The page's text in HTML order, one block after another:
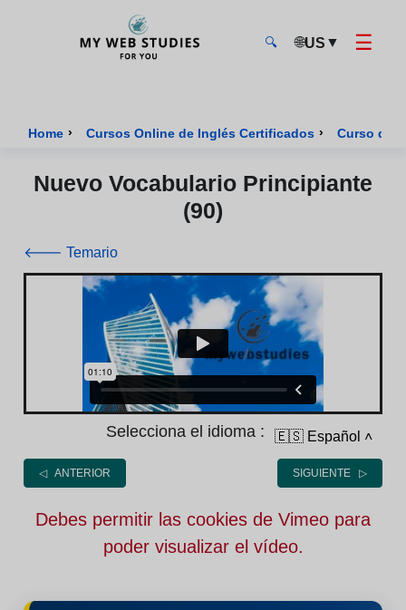
🔍 🌐US ▼ ☰
Home › Cursos Online de Inglés Certificados › Curso de
Nuevo Vocabulario Principiante
(90)
🡐 Temario
Selecciona el idioma : 🇪🇸 Español ˄
◁ ANTERIOR SIGUIENTE ▷
Debes permitir las cookies de Vimeo para
poder visualizar el vídeo.